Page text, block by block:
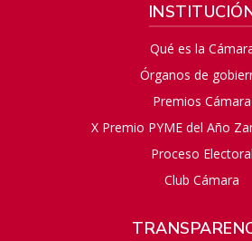
Qué es la
Órganos de
Premios Cámara
X Premio PYME del Año
Proceso Electoral
Club Cámara